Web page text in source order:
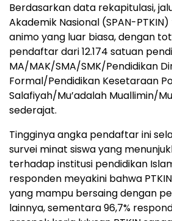
Berdasarkan data rekapitulasi,
Akademik Nasional (SPAN-
animo yang luar biasa, dengan
pendaftar dari 12.174 satuan
MA/MAK/SMA/SMK/Pendidikan
Formal/Pendidikan Kesetaraan
Salafiyah/Mu’adalah Muallimin/
sederajat.
Tingginya angka pendaftar ini
survei minat siswa yang
terhadap institusi pendidikan
responden meyakini bahwa
yang mampu bersaing dengan
lainnya, sementara 96,7%